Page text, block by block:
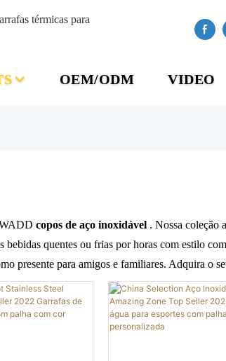
térmicas para
OEM/ODM VIDEO
copos de aço inoxidável . Nossa coleção
quentes ou frias por horas com estilo
presente para amigos e familiares. Adquira o